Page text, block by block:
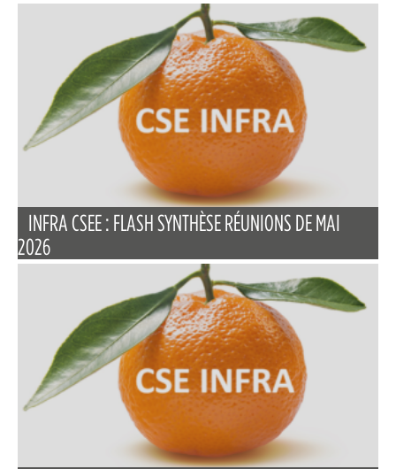
INFRA CSEE : FLASH SYNTHÈSE RÉUNIONS DE MAI
2026